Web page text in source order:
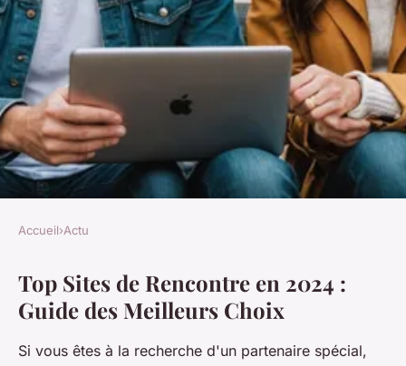
Top sites de rencontre en 2025
: guide des meilleurs choix
Lou•13 février 2025•7 min de lecture
Accueil›Actu
Top Sites de Rencontre en 2024 :
Guide des Meilleurs Choix
Si vous êtes à la recherche d'un partenaire spécial,